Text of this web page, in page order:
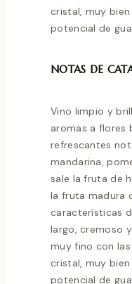
cristal, muy
potencial de
NOTAS DE
Vino limpio y
aromas a flores
refrescantes
mandarina,
sale la fruta de
la fruta madura
características
largo, cremoso
muy fino con
cristal, muy
potencial de